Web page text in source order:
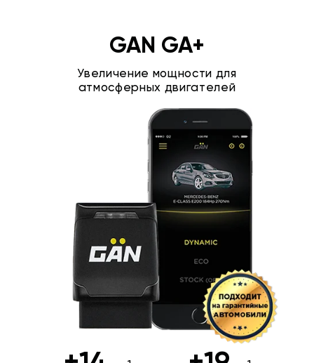
GAN GA+
Увеличение мощности для
атмосферных двигателей